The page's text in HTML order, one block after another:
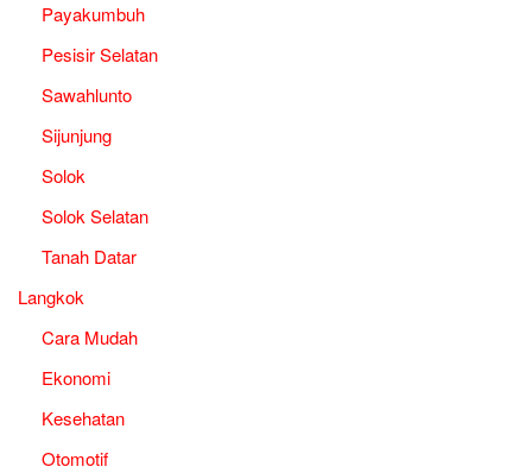
Payakumbuh
Pesisir Selatan
Sawahlunto
Sijunjung
Solok
Solok Selatan
Tanah Datar
Langkok
Cara Mudah
Ekonomi
Kesehatan
Otomotif